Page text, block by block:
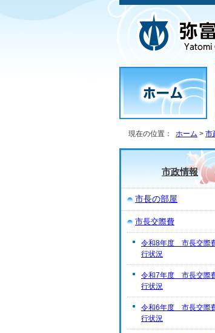
現在の位置： ホーム > 市
市政情報
市長の部屋
市長交際費
令和8年度 市長交際
行状況
令和7年度 市長交際
行状況
令和6年度 市長交際
行状況